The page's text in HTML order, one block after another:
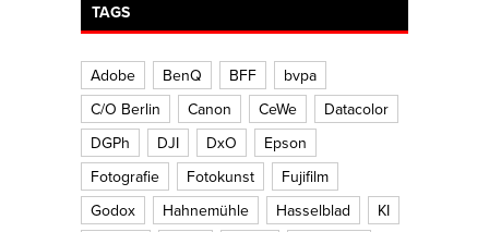
TAGS
Adobe BenQ BFF
bvpa
C/O Berlin
Canon CeWe
Datacolor
DGPh
DJI DxO
Epson
Fotografie
Fotokunst
Fujifilm
Godox
Hahnemühle Hasselblad
KI